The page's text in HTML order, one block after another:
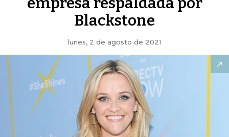
Blackstone
lunes, 2 de agosto de 2021